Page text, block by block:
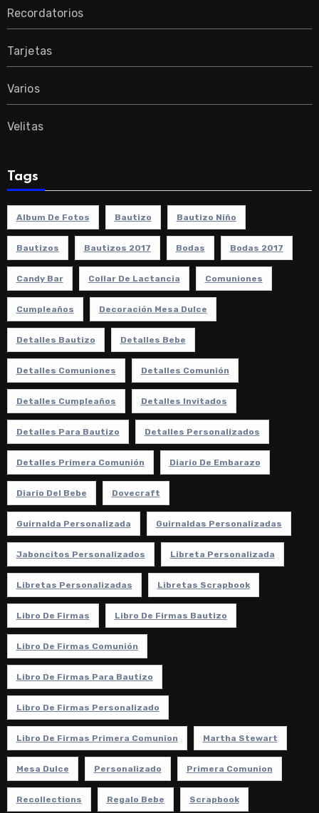
Recordatorios
Tarjetas
Varios
Velitas
Tags
Album De Fotos Bautizo Bautizo Niño
Bautizos Bautizos 2017 Bodas Bodas 2017
Candy Bar Collar De Lactancia Comuniones
Cumpleaños Decoración Mesa Dulce
Detalles Bautizo Detalles Bebe
Detalles Comuniones Detalles Comunión
Detalles Cumpleaños Detalles Invitados
Detalles Para Bautizo Detalles Personalizados
Detalles Primera Comunión Diario De Embarazo
Diario Del Bebe Dovecraft
Guirnalda Personalizada Guirnaldas Personalizadas
Jaboncitos Personalizados Libreta Personalizada
Libretas Personalizadas Libretas Scrapbook
Libro De Firmas Libro De Firmas Bautizo
Libro De Firmas Comunión
Libro De Firmas Para Bautizo
Libro De Firmas Personalizado
Libro De Firmas Primera Comunion Martha Stewart
Mesa Dulce Personalizado Primera Comunion
Recollections Regalo Bebe Scrapbook